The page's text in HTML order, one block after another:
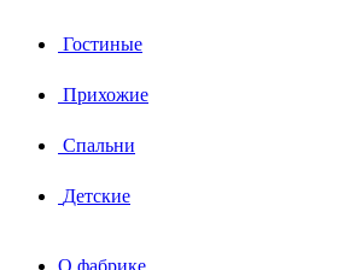
Гостиные
Прихожие
Спальни
Детские
О фабрике